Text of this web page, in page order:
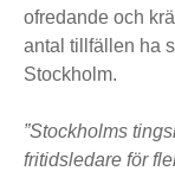
ofredande och
antal tillfällen ha
Stockholm.
”Stockholms
fritidsledare för